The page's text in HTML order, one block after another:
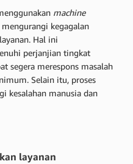
machine
kegagalan
Hal ini
perjanjian tingkat
segera merespons masalah
Selain itu, proses
kesalahan manusia dan
layanan